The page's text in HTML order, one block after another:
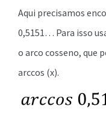
Aqui precisamos
0,5151… Para isso
o arco cosseno, que
arccos (x).